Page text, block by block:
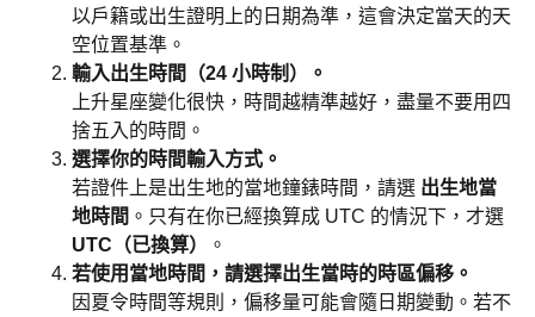
以戶籍或出生證明上的日期為準，這會決定當天的天
空位置基準。
輸入出生時間（24 小時制）。
上升星座變化很快，時間越精準越好，盡量不要用四
捨五入的時間。
選擇你的時間輸入方式。
若證件上是出生地的當地鐘錶時間，請選 出生地當
地時間 。只有在你已經換算成 UTC 的情況下，才選
UTC（已換算）
。
若使用當地時間，請選擇出生當時的時區偏移。
因夏令時間等規則，偏移量可能會隨日期變動。若不